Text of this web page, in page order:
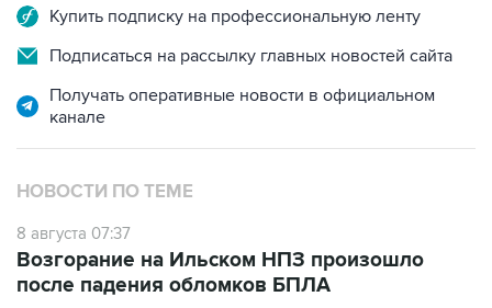
Купить подписку на профессиональную ленту
Подписаться на рассылку главных новостей сайта
Получать оперативные новости в официальном
канале
НОВОСТИ ПО ТЕМЕ
8 августа 07:37
Возгорание на Ильском НПЗ произошло
после падения обломков БПЛА